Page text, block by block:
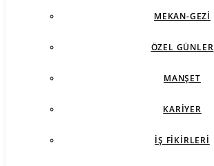
MEKAN-GEZI
ÖZEL GÜNLER
MANŞET
KARIYER
İŞ FIKIRLERI